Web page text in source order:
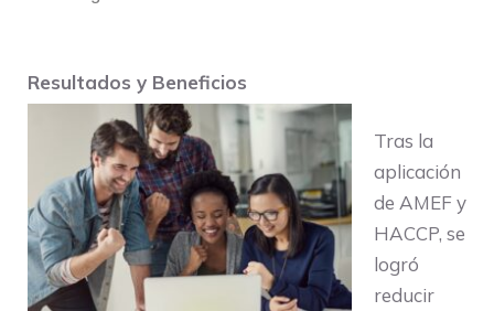
Resultados y Beneficios
Tras la
aplicación
de AMEF y
HACCP, se
logró
reducir